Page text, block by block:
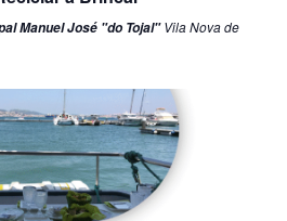
Manuel José "do Tojal"Vila Nova de